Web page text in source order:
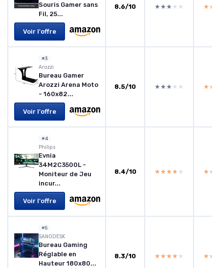
Souris Gamer sans
Fil, 25...
Voir l'offre
8.6/10 ★★★★★
★★★★★
#3
Arozzi
Bureau Gamer
Arozzi Arena Moto
- 160x82...
Voir l'offre
8.5/10 ★★★★★
★★★★★
#4
Philips
Evnia
34M2C3500L -
Moniteur de Jeu
incur...
Voir l'offre
8.4/10 ★★★★★
★★★★★
#5
SANODESK
Bureau Gaming
Réglable en
Hauteur 180x80...
8.3/10 ★★★★★
★★★★★